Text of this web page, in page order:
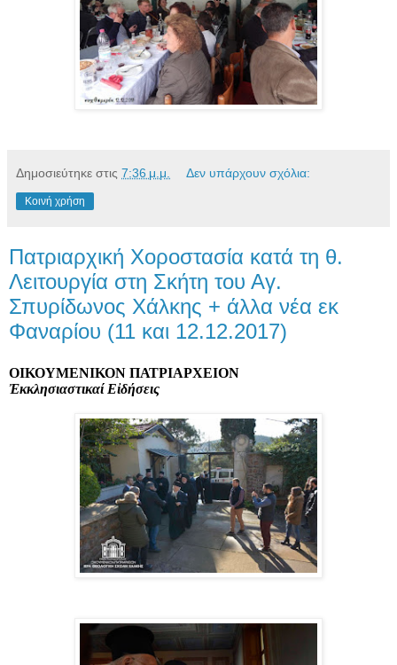
Δημοσιεύτηκε στις 7:36 μ.μ. Δεν υπάρχουν σχόλια:
Κοινή χρήση
Πατριαρχική Χοροστασία κατά τη θ.
Λειτουργία στη Σκήτη του Αγ.
Σπυρίδωνος Χάλκης + άλλα νέα εκ
Φαναρίου (11 και 12.12.2017)
ΟΙΚΟΥΜΕΝΙΚΟΝ ΠΑΤΡΙΑΡΧΕΙΟΝ
Ἐκκλησιαστικαί Εἰδήσεις